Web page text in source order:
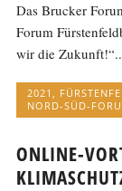
Das Brucker
Forum
wir die
2021,
NORD-SÜD-
ONLINE-